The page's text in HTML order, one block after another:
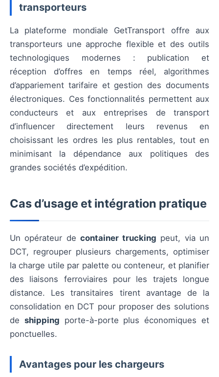
transporteurs
La plateforme mondiale GetTransport offre aux
transporteurs une approche flexible et des outils
technologiques modernes : publication et
réception d’offres en temps réel, algorithmes
d’appariement tarifaire et gestion des documents
électroniques. Ces fonctionnalités permettent aux
conducteurs et aux entreprises de transport
d’influencer directement leurs revenus en
choisissant les ordres les plus rentables, tout en
minimisant la dépendance aux politiques des
grandes sociétés d’expédition.
Cas d’usage et intégration pratique
Un opérateur de container trucking peut, via un
DCT, regrouper plusieurs chargements, optimiser
la charge utile par palette ou conteneur, et planifier
des liaisons ferroviaires pour les trajets longue
distance. Les transitaires tirent avantage de la
consolidation en DCT pour proposer des solutions
de shipping porte-à-porte plus économiques et
ponctuelles.
Avantages pour les chargeurs